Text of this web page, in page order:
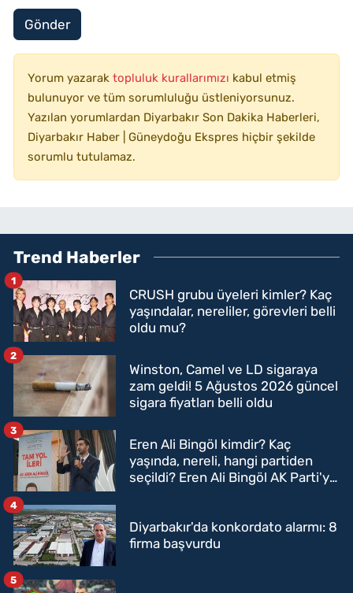
Gönder
Yorum yazarak topluluk kurallarımızı kabul etmiş
bulunuyor ve tüm sorumluluğu üstleniyorsunuz.
Yazılan yorumlardan Diyarbakır Son Dakika Haberleri,
Diyarbakır Haber | Güneydoğu Ekspres hiçbir şekilde
sorumlu tutulamaz.
Trend Haberler
CRUSH grubu üyeleri kimler? Kaç
yaşındalar, nereliler, görevleri belli
oldu mu?
1
Winston, Camel ve LD sigaraya
zam geldi! 5 Ağustos 2026 güncel
sigara fiyatları belli oldu
2
Eren Ali Bingöl kimdir? Kaç
yaşında, nereli, hangi partiden
seçildi? Eren Ali Bingöl AK Parti'ye
3
Diyarbakır'da konkordato alarmı: 8
firma başvurdu
4
5